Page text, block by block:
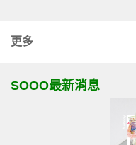
更多
SOOO最新消息